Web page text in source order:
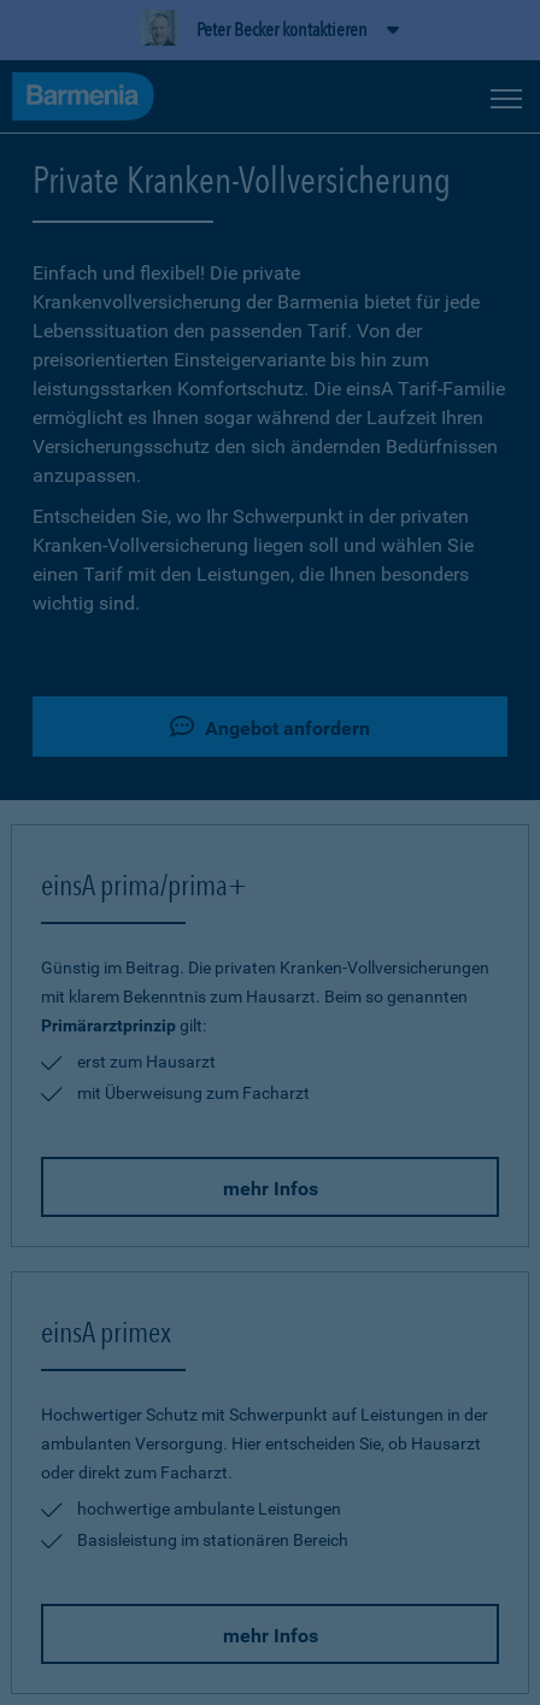
Peter Becker kontaktieren
Private Kranken-Vollversicherung
Einfach und flexibel! Die private
Krankenvollversicherung der Barmenia bietet für jede
Lebenssituation den passenden Tarif. Von der
preisorientierten Einsteigervariante bis hin zum
leistungsstarken Komfortschutz. Die einsA Tarif-Familie
ermöglicht es Ihnen sogar während der Laufzeit Ihren
Versicherungsschutz den sich ändernden Bedürfnissen
anzupassen.
Entscheiden Sie, wo Ihr Schwerpunkt in der privaten
Kranken-Vollversicherung liegen soll und wählen Sie
einen Tarif mit den Leistungen, die Ihnen besonders
wichtig sind.
Angebot anfordern
einsA prima/prima+
Günstig im Beitrag. Die privaten Kranken-Vollversicherungen
mit klarem Bekenntnis zum Hausarzt. Beim so genannten
Primärarztprinzipgilt:
erst zum Hausarzt
mit Überweisung zum Facharzt
mehr Infos
einsA primex
Hochwertiger Schutz mit Schwerpunkt auf Leistungen in der
ambulanten Versorgung. Hier entscheiden Sie, ob Hausarzt
oder direkt zum Facharzt.
hochwertige ambulante Leistungen
Basisleistung im stationären Bereich
mehr Infos